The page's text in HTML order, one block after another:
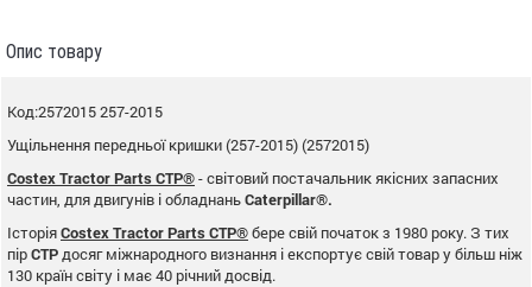
Опис товару
Код:2572015 257-2015
Ущільнення передньої кришки (257-2015) (2572015)
Costex Tractor Parts CTP®- світовий постачальник якісних запасних
частин, для двигунів і обладнаньCaterpillar®.
ІсторіяCostex Tractor Parts CTP®бере свій початок з 1980 року. З тих
пірCTP досяг міжнародного визнання і експортує свій товар у більш ніж
130 країн світу і має 40 річний досвід.